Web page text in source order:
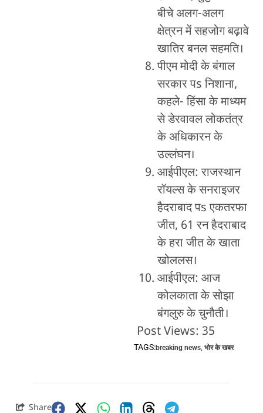
बीचे अलग-अलग
क्षेत्रन में सहजोग बढ़ावे
खातिर बनल सहमति।
पीएम मोदी के बंगाल
सरकार पs निशाना,
कहले- हिंसा के माध्यम
से डेरवावल लोकतंत्र
के अधिकारन के
उल्लंघन।
आईपीएल: राजस्थान
रॉयल्स के सनराइजर
हैदराबाद पs एकतरफा
जीत, 61 रन हैदराबाद
के हरा जीत के खाता
खोललस।
आईपीएल: आज
कोलकाता के सोझा
बंगलुरु के चुनौती।
Post Views: 35
TAGS:breaking news, भोर के खबर
Share